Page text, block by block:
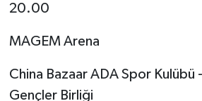
20.00
MAGEM Arena
China Bazaar ADA Spor Kulübü
Gençler Birliği